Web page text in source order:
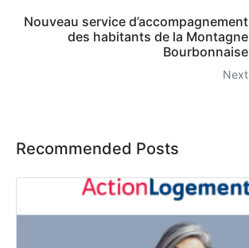
Nouveau service d’accompagnement
des habitants de la Montagne
Bourbonnaise
Next
Recommended Posts